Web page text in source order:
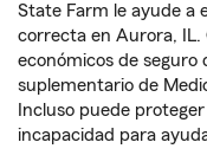
State Farm le ayude a
correcta en Aurora, IL.
económicos de seguro
suplementario de
Incluso puede
incapacidad para